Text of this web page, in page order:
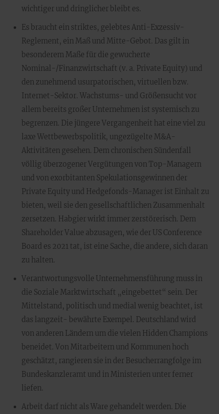
wichtiger und dringlicher bleibt es.
Es braucht ein striktes, gelebtes Anti-Exzessiv-
Reglement, ein Maß und Mitte-Gebot. Das gilt in
besonderem Maße für die gewucherte
Nominal-/Finanzwirtschaft (v. a. Private Equity) und
den zunehmend usurpatorischen, virtuellen bzw.
Internet-Sektor. Wachstums- und Größensucht vor
allem bereits großer Unternehmen ist systemisch zu
begrenzen. Die jüngere Vergangenheit hat eine viel zu
laxe Wettbewerbspolitik, ungezügelte M&A-
Aktivitäten gesehen. Dem chronischen Sündenfall
völlig überzogener Vergütungen von Top-Managern
und von exorbitanten Spekulationsgewinnen der
Private Equity und Hedgefonds-Manager ist Einhalt zu
bieten, weil sie den gesellschaftlichen Zusammenhalt
zersetzen. Habgier wirkt immer zerstörerisch. Dem
Shareholder Value abzusagen, wie der US Conference
Board es 2021 tat, ist eine Sache, die andere, sich daran
zu halten.
Verantwortungsvolle Unternehmensführung muss in
die Soziale Marktwirtschaft „eingebettet“ sein. Der
Mittelstand, politisch und medial wenig beachtet, ist
das langzeit- bewährte Exempel. Deutschland wird
von anderen Ländern um die vielen Hidden Champions
beneidet. Von Mitarbeitern und Kommunen hoch
geschätzt, rangieren sie in der Besucherrangfolge im
Bundeskanzleramt und in Ministerien unter ferner
liefen.
Arbeit darf nicht als Ware gehandelt werden. Die